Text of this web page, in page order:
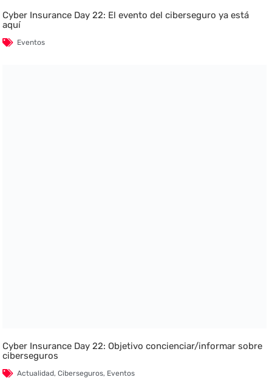
Cyber Insurance Day 22: El evento del ciberseguro ya está
aquí
Eventos
Cyber Insurance Day 22: Objetivo concienciar/informar sobre
ciberseguros
Actualidad,Ciberseguros, Eventos